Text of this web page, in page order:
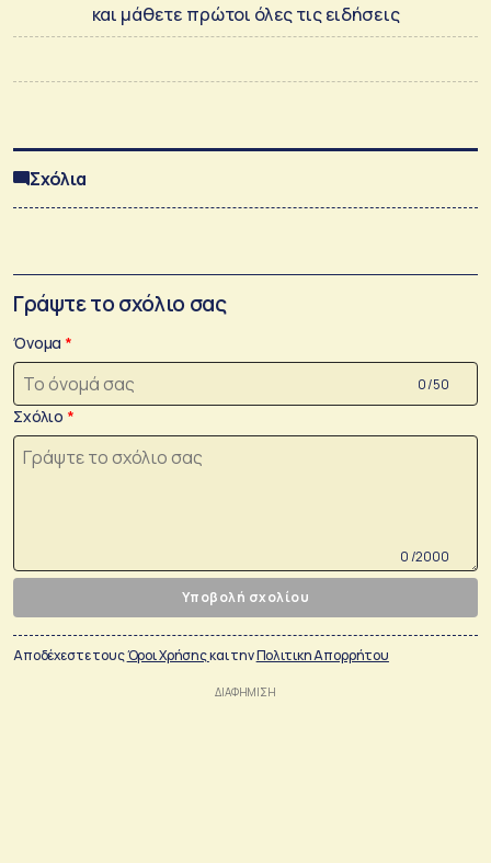
και μάθετε πρώτοι όλες τις ειδήσεις
Σχόλια
Γράψτε το σχόλιο σας
Όνομα
0 /50
Σχόλιο
0 /2000
Υποβολή σχολίου
Αποδέχεστε τουςΌροι Χρήσηςκαι τηνΠολιτικη Απορρήτου